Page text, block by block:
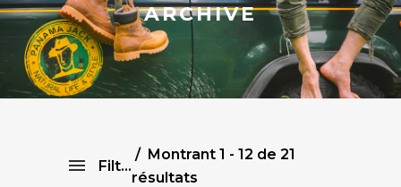
ARCHIVE
Filtre
Montrant 1 - 12 de 21
résultats